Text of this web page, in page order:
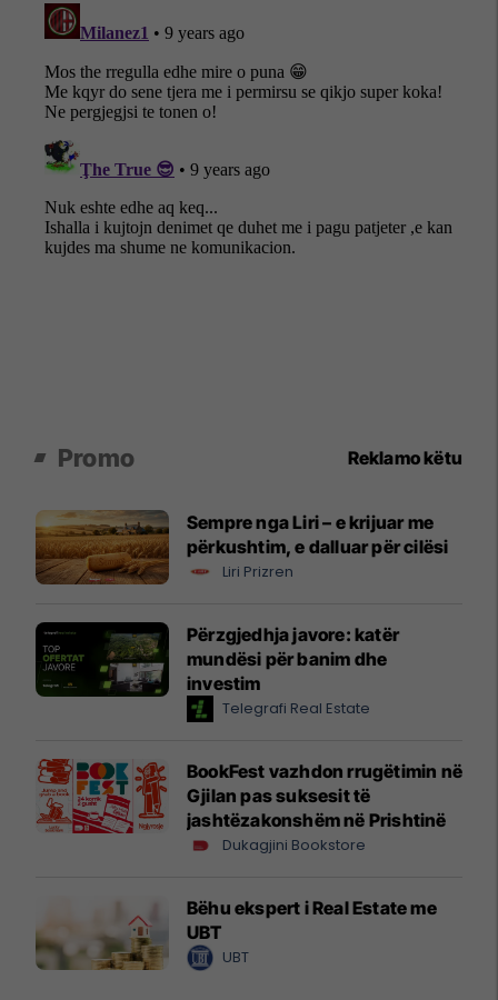
Promo Reklamo këtu
Sempre nga Liri – e krijuar me
përkushtim, e dalluar për cilësi
Liri Prizren
Përzgjedhja javore: katër
mundësi për banim dhe
investim
Telegrafi Real Estate
BookFest vazhdon rrugëtimin në
Gjilan pas suksesit të
jashtëzakonshëm në Prishtinë
Dukagjini Bookstore
Bëhu ekspert i Real Estate me
UBT
UBT